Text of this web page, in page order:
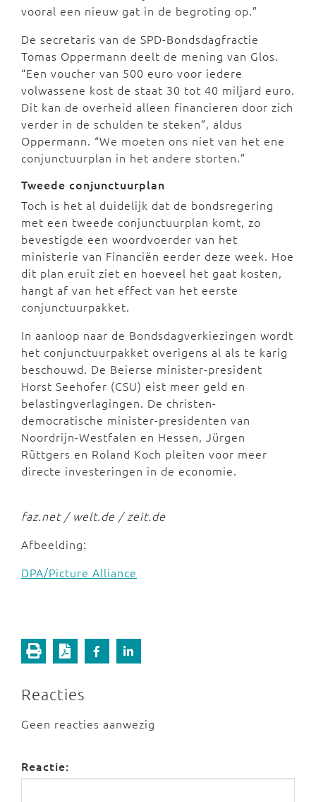
vooral een nieuw gat in de begroting op.”
De secretaris van de SPD-Bondsdagfractie
Tomas Oppermann deelt de mening van Glos.
“Een voucher van 500 euro voor iedere
volwassene kost de staat 30 tot 40 miljard euro.
Dit kan de overheid alleen financieren door zich
verder in de schulden te steken”, aldus
Oppermann. “We moeten ons niet van het ene
conjunctuurplan in het andere storten.”
Tweede conjunctuurplan
Toch is het al duidelijk dat de bondsregering
met een tweede conjunctuurplan komt, zo
bevestigde een woordvoerder van het
ministerie van Financiën eerder deze week. Hoe
dit plan eruit ziet en hoeveel het gaat kosten,
hangt af van het effect van het eerste
conjunctuurpakket.
In aanloop naar de Bondsdagverkiezingen wordt
het conjunctuurpakket overigens al als te karig
beschouwd. De Beierse minister-president
Horst Seehofer (CSU) eist meer geld en
belastingverlagingen. De christen-
democratische minister-presidenten van
Noordrijn-Westfalen en Hessen, Jürgen
Rüttgers en Roland Koch pleiten voor meer
directe investeringen in de economie.
faz.net / welt.de / zeit.de
Afbeelding:
DPA/Picture Alliance
Reacties
Geen reacties aanwezig
Reactie: